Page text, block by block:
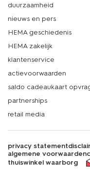
duurzaamheid
nieuws en pers
HEMA geschiedenis
HEMA zakelijk
klantenservice
actievoorwaarden
saldo cadeaukaart
partnerships
retail media
privacy statement
algemene voorwaarden
thuiswinkel waarborg